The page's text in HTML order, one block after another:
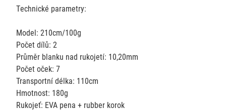
Technické parametry:
Model: 210cm/100g
Počet dílů: 2
Průměr blanku nad rukojetí: 10,20mm
Počet oček: 7
Transportní délka: 110cm
Hmotnost: 180g
Rukojeť: EVA pena + rubber korok